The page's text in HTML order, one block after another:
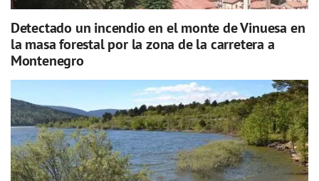
Detectado un incendio en el monte de Vinuesa en
la masa forestal por la zona de la carretera a
Montenegro